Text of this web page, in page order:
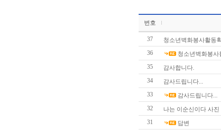
번호
37
청소년벽화봉사활동
36
청소년벽화봉
35
감사합니다.
34
감사드립니다...
33
감사드립니다...
32
나는 이순신이다 사
31
답변